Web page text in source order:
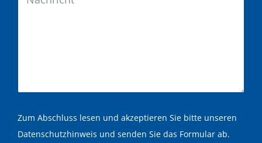
Zum Abschluss lesen und akzeptieren Sie bitte unseren
Datenschutzhinweis und senden Sie das Formular ab.